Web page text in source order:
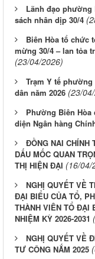
Lãnh đạo phường
sách nhân dịp 30/4
Biên Hòa tổ chức
mừng 30/4 – lan tỏa
(23/04/2026)
Trạm Y tế
dân năm 2026 (23/
Phường Biên Hòa
diện Ngân hàng
ĐỒNG NAI CHÍNH
DẤU MỐC QUAN
THỊ HIỆN ĐẠI (16/04/
NGHỊ QUYẾT VỀ
ĐẠI BIỂU CỦA TỔ,
THÀNH VIÊN TỔ ĐẠI
NHIỆM KỲ 2026-2031
NGHỊ QUYẾT VỀ
TƯ CÔNG NẮM 2025